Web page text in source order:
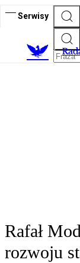
Serwisy
R
Rafał
rozwoju